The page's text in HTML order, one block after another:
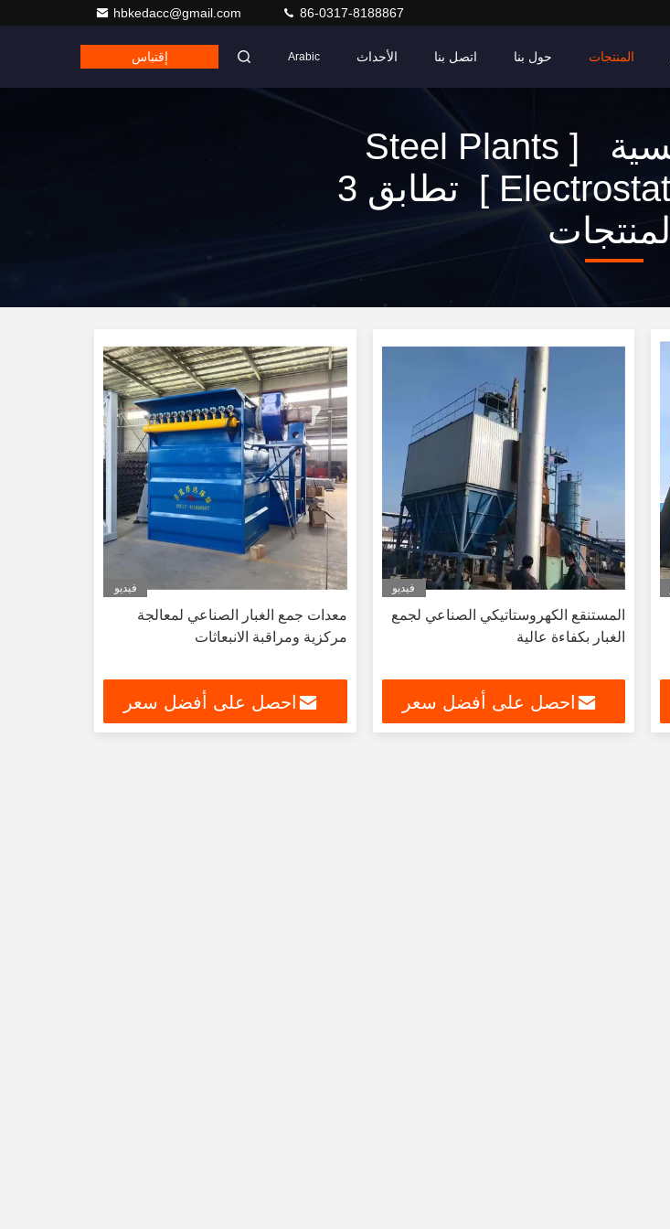
hbkedacc@gmail.com 86-0317-8188867
المنتجات حول بنا اتصل بنا الأحداث Arabic إقتباس
الكلمات الرئيسية [ Steel Plants
Electrostatic Precipitator ] تطابق 3
المنتجات
فيديو
المستنقع الكهروستاتيكي الصناعي لجمع
الغبار بكفاءة عالية
احصل على أفضل سعر
فيديو
معدات جمع الغبار الصناعي لمعالجة
مركزية ومراقبة الانبعاثات
احصل على أفضل سعر